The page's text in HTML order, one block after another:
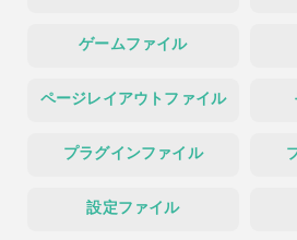
ゲームファイル
ページレイアウトファイル
プラグインファイル
設定ファイル